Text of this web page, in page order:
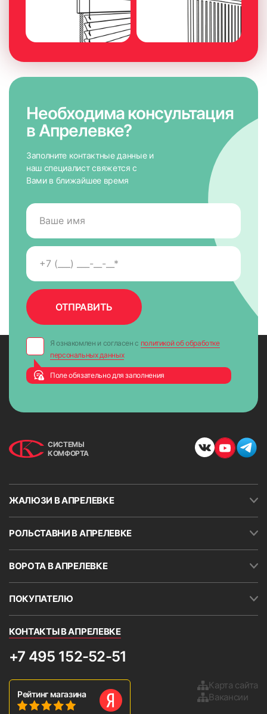
Необходима консультация
в Апрелевке?
Заполните контактные данные и
наш специалист свяжется с
Вами в ближайшее время
Я ознакомлен и согласен с политикой об обработке
персональных данных
Поле обязательно для заполнения
СИСТЕМЫ
КОМФОРТА
ЖАЛЮЗИ В АПРЕЛЕВКЕ
РОЛЬСТАВНИ В АПРЕЛЕВКЕ
ВОРОТА В АПРЕЛЕВКЕ
ПОКУПАТЕЛЮ
КОНТАКТЫ В АПРЕЛЕВКЕ
+7 495 152-52-51
Рейтинг магазина
Карта сайта
Вакансии